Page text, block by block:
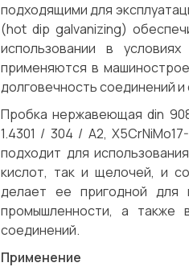
подходящими для
(hot dip galvanizing)
использовании в
применяются в
долговечность соединений
Пробка нержавеющая din
1.4301 / 304 / A2,
подходит для
кислот, так и щелочей, и
делает ее пригодной для
промышленности, а также
соединений.
Применение